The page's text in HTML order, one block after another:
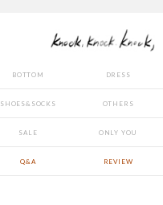
BOTTOM DRESS
SHOES&SOCKS OTHERS
SALE ONLY YOU
Q&A REVIEW